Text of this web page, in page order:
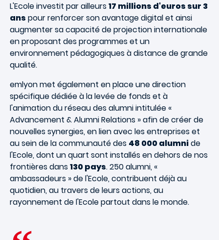
L'Ecole investit par ailleurs17 millions d'euros sur 3
ans pour renforcer son avantage digital et ainsi
augmenter sa capacité de projection internationale
en proposant des programmes et un
environnement pédagogiques à distance de grande
qualité.
emlyon met également en place une direction
spécifique dédiée à la levée de fonds et à
l'animation du réseau des alumni intitulée «
Advancement & Alumni Relations » afin de créer de
nouvelles synergies, en lien avec les entreprises et
au sein de la communauté des 48 000 alumnide
l'Ecole, dont un quart sont installés en dehors de nos
frontières dans130 pays. 250 alumni, «
ambassadeurs » de l'Ecole, contribuent déjà au
quotidien, au travers de leurs actions, au
rayonnement de l'Ecole partout dans le monde.